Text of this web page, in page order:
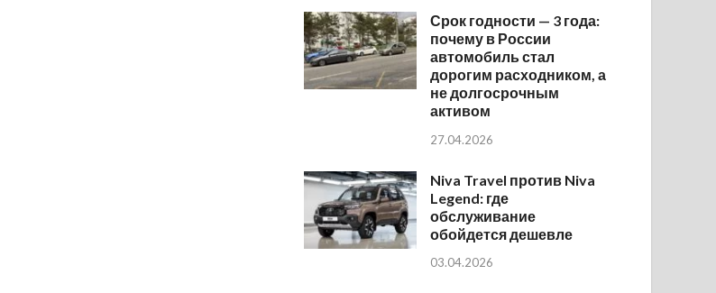
Срок годности — 3 года:
почему в России
автомобиль стал
дорогим расходником, а
не долгосрочным
активом
27.04.2026
Niva Travel против Niva
Legend: где
обслуживание
обойдется дешевле
03.04.2026